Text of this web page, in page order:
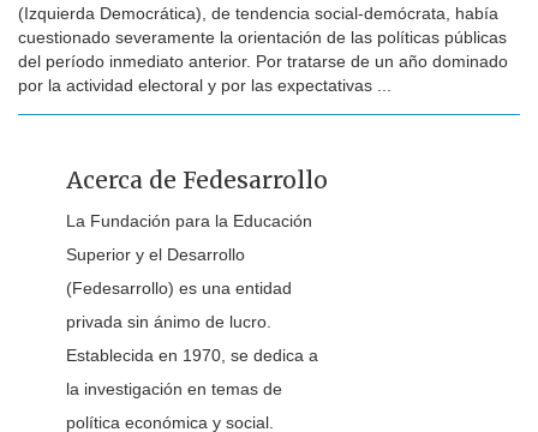
(Izquierda Democrática), de tendencia social-demócrata, había
cuestionado severamente la orientación de las políticas públicas
del período inmediato anterior. Por tratarse de un año dominado
por la actividad electoral y por las expectativas ...
Acerca de Fedesarrollo
La Fundación para la Educación
Superior y el Desarrollo
(Fedesarrollo) es una entidad
privada sin ánimo de lucro.
Establecida en 1970, se dedica a
la investigación en temas de
política económica y social.